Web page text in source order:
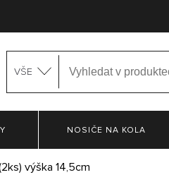
VŠE
NOSIČE NA KOLA
výška 14,5cm